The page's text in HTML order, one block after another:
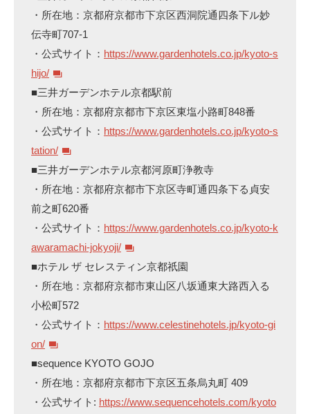
・所在地：京都府京都市下京区西洞院通四条下ル妙
伝寺町707-1
・公式サイト： https://www.gardenhotels.co.jp/kyoto-s
hijo/
■三井ガーデンホテル京都駅前
・所在地：京都府京都市下京区東塩小路町848番
・公式サイト： https://www.gardenhotels.co.jp/kyoto-s
tation/
■三井ガーデンホテル京都河原町浄教寺
・所在地：京都府京都市下京区寺町通四条下る貞安
前之町620番
・公式サイト： https://www.gardenhotels.co.jp/kyoto-k
awaramachi-jokyoji/
■ホテル ザ セレスティン京都祇園
・所在地：京都府京都市東山区八坂通東大路西入る
小松町572
・公式サイト： https://www.celestinehotels.jp/kyoto-gi
on/
■sequence KYOTO GOJO
・所在地：京都府京都市下京区五条烏丸町 409
・公式サイト: https://www.sequencehotels.com/kyoto